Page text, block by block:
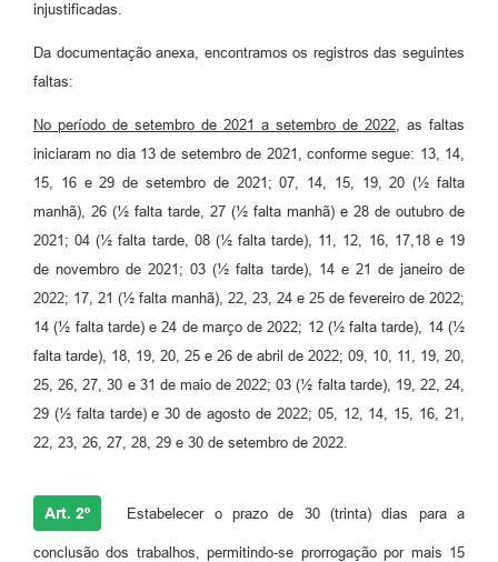
injustificadas.
Da documentação anexa, encontramos os registros das seguintes
faltas:
No período de setembro de 2021 a setembro de 2022, as faltas
iniciaram no dia 13 de setembro de 2021, conforme segue: 13, 14,
15, 16 e 29 de setembro de 2021; 07, 14, 15, 19, 20 (½ falta
manhã), 26 (½ falta tarde, 27 (½ falta manhã) e 28 de outubro de
2021; 04 (½ falta tarde, 08 (½ falta tarde), 11, 12, 16, 17,18 e 19
de novembro de 2021; 03 (½ falta tarde), 14 e 21 de janeiro de
2022; 17, 21 (½ falta manhã), 22, 23, 24 e 25 de fevereiro de 2022;
14 (½ falta tarde) e 24 de março de 2022; 12 (½ falta tarde), 14 (½
falta tarde), 18, 19, 20, 25 e 26 de abril de 2022; 09, 10, 11, 19, 20,
25, 26, 27, 30 e 31 de maio de 2022; 03 (½ falta tarde), 19, 22, 24,
29 (½ falta tarde) e 30 de agosto de 2022; 05, 12, 14, 15, 16, 21,
22, 23, 26, 27, 28, 29 e 30 de setembro de 2022.
Art. 2º Estabelecer o prazo de 30 (trinta) dias para a
conclusão dos trabalhos, permitindo-se prorrogação por mais 15